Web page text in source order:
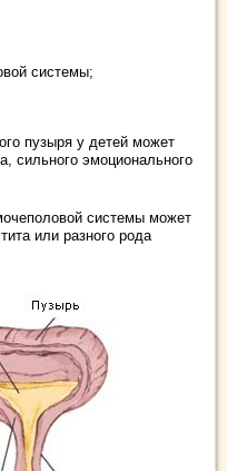
системы;
пузыря у детей может
сильного эмоционального
системы может
или разного рода